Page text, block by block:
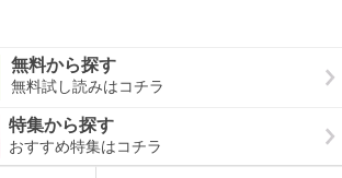
無料から探す
無料試し読みはコチラ
特集から探す
おすすめ特集はコチラ